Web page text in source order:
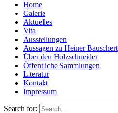
Home
Galerie
Aktuelles
Vita
Ausstellungen
Aussagen zu Heiner Bauschert
Über den Holzschneider
Öffentliche Sammlungen
Literatur
Kontakt
Impressum
Search for: